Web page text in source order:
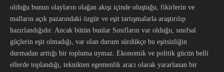
olduğu bunun olayların olağan akışı içinde oluştuğu, fikirlerin ve
malların açık pazarındaki özgür ve eşit tartışmalarla araştırılıp
hazırlandığıdır. Ancak bütün bunlar Sınıfların var olduğu, sınıfsal
güçlerin eşit olmadığı, var olan durum sürdükçe bu eşitsizliğin
durmadan arttığı bir topluma uymaz. Ekonomik ve politik gücün belli
ellerde toplandığı, teknikten egemenlik aracı olarak yararlanan bir